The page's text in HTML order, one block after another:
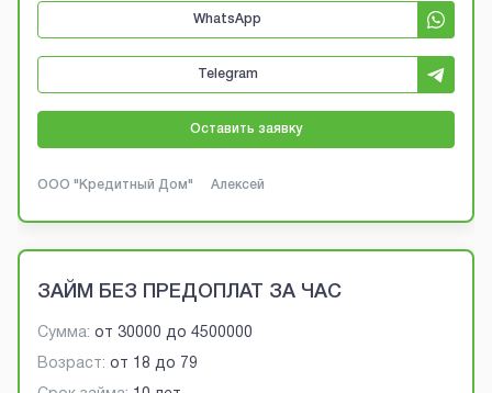
WhatsApp
Telegram
Оставить заявку
ООО "Кредитный Дом" Алексей
ЗАЙМ БЕЗ ПРЕДОПЛАТ ЗА ЧАС
Сумма: от 30000 до 4500000
Возраст: от 18 до 79